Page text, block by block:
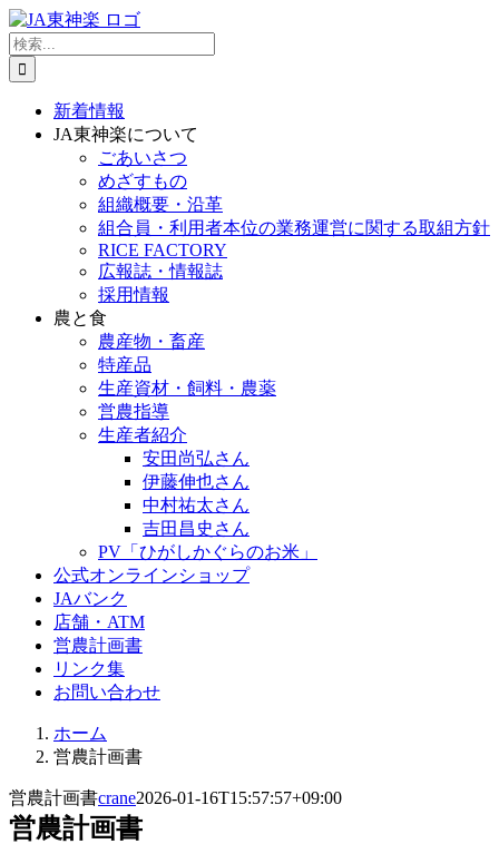
Skip
to
content
検
索
…
新着情報
JA東神楽について
ごあいさつ
めざすもの
組織概要・沿革
組合員・利用者本位の業務運営に関する取組方針
RICE FACTORY
広報誌・情報誌
採用情報
農と食
農産物・畜産
特産品
生産資材・飼料・農薬
営農指導
生産者紹介
安田尚弘さん
伊藤伸也さん
中村祐太さん
吉田昌史さん
PV「ひがしかぐらのお米」
公式オンラインショップ
JAバンク
店舗・ATM
営農計画書
リンク集
お問い合わせ
ホーム
営農計画書
営農計画書crane2026-01-16T15:57:57+09:00
営農計画書